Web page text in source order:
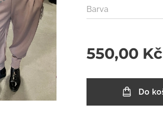
Barva
550,00 Kč
Do